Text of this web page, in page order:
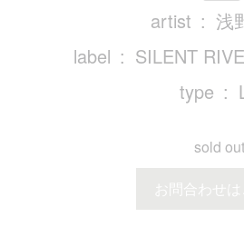
artist
浅
label
SILENT
type
sold out
お問合わせ